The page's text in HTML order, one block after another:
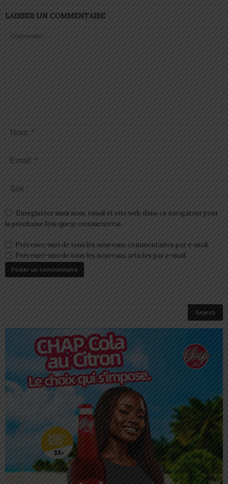
LAISSER UN COMMENTAIRE
Enregistrer mon nom, email et site web dans ce navigateur pour
la prochaine fois que je commenterai.
Prévenez-moi de tous les nouveaux commentaires par e-mail.
Prévenez-moi de tous les nouveaux articles par e-mail.